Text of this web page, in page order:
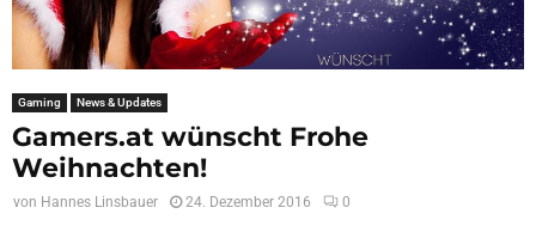
Gaming News & Updates
Gamers.at wünscht Frohe
Weihnachten!
von Hannes Linsbauer 24. Dezember 2016 0